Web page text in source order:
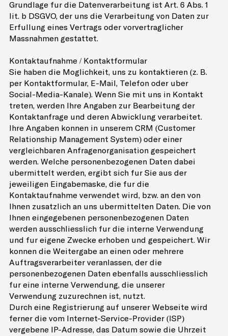
Grundlage für die Datenverarbeitung ist Art. 6 Abs. 1
lit. b DSGVO, der uns die Verarbeitung von Daten zur
Erfüllung eines Vertrags oder vorvertraglicher
Massnahmen gestattet.
Kontaktaufnahme / Kontaktformular
Sie haben die Möglichkeit, uns zu kontaktieren (z. B.
per Kontaktformular, E-Mail, Telefon oder über
Social-Media-Kanäle). Wenn Sie mit uns in Kontakt
treten, werden Ihre Angaben zur Bearbeitung der
Kontaktanfrage und deren Abwicklung verarbeitet.
Ihre Angaben können in unserem CRM (Customer
Relationship Management System) oder einer
vergleichbaren Anfragenorganisation gespeichert
werden. Welche personenbezogenen Daten dabei
übermittelt werden, ergibt sich für Sie aus der
jeweiligen Eingabemaske, die für die
Kontaktaufnahme verwendet wird, bzw. an den von
Ihnen zusätzlich an uns übermittelten Daten. Die von
Ihnen eingegebenen personenbezogenen Daten
werden ausschliesslich für die interne Verwendung
und für eigene Zwecke erhoben und gespeichert. Wir
können die Weitergabe an einen oder mehrere
Auftragsverarbeiter veranlassen, der die
personenbezogenen Daten ebenfalls ausschliesslich
für eine interne Verwendung, die unserer
Verwendung zuzurechnen ist, nutzt.
Durch eine Registrierung auf unserer Webseite wird
ferner die vom Internet-Service-Provider (ISP)
vergebene IP-Adresse, das Datum sowie die Uhrzeit